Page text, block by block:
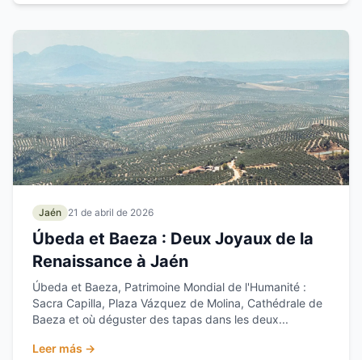
Jaén 21 de abril de 2026
Úbeda et Baeza : Deux Joyaux de la
Renaissance à Jaén
Úbeda et Baeza, Patrimoine Mondial de l'Humanité :
Sacra Capilla, Plaza Vázquez de Molina, Cathédrale de
Baeza et où déguster des tapas dans les deux...
Leer más →